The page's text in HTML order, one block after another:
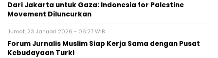
Dari Jakarta untuk Gaza: Indonesia for Palestine
Movement Diluncurkan
Jumat, 23 Januari 2026 - 06:27 WIB
Forum Jurnalis Muslim Siap Kerja Sama dengan Pusat
Kebudayaan Turki